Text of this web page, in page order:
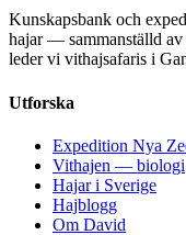
Kunskapsbank och
hajar — sammanställd
leder vi vithajsafaris i
Utforska
Expedition Nya
Vithajen — biologi
Hajar i Sverige
Hajblogg
Om David